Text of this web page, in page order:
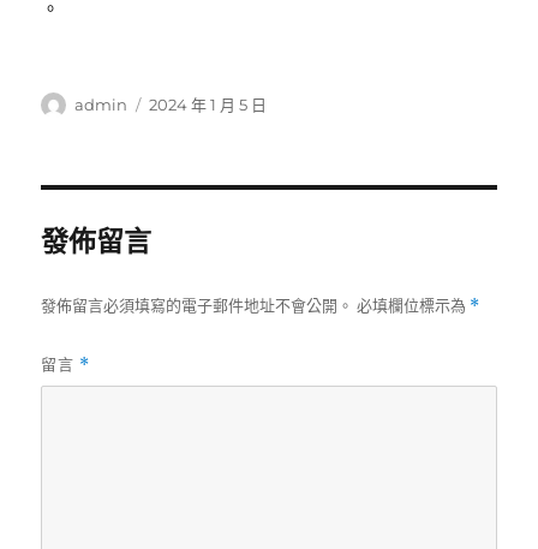
。
作
admin
發
2024 年 1 月 5 日
發佈留言
發佈留言必須填寫的電子郵件地址不會公開。 必填欄位標示為 *
留言 *